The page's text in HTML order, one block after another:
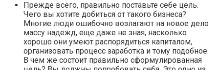
Прежде всего, правильно поставьте себе цель.
Чего вы хотите добиться от такого бизнеса?
Многие люди ошибочно возлагают на новое дело
массу надежд, еще даже не зная, насколько
хорошо они умеют распорядиться капиталом,
организовать процесс заработка и тому подобное.
В чем же состоит правильно сформулированная